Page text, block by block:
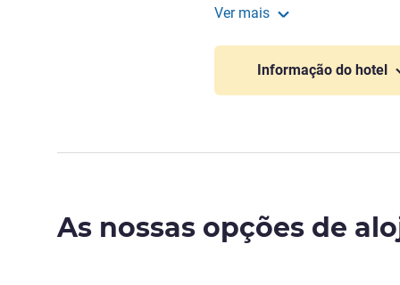
Facilmente acessível, perto
Seja para negócios ou
Mans Nord e descubra o
Ver mais
Informação do hotel
As nossas opções de